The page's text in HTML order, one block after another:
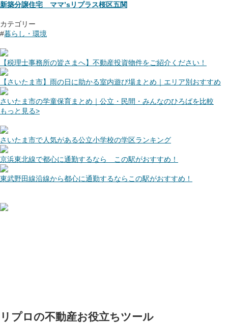
新築分譲住宅 ママ’sリプラス桜区五関
カテゴリー
#暮らし・環境
【税理士事務所の皆さまへ】不動産投資物件をご紹介ください！
【さいたま市】雨の日に助かる室内遊び場まとめ｜エリア別おすすめ
さいたま市の学童保育まとめ｜公立・民間・みんなのひろばを比較
もっと見る>
さいたま市で人気がある公立小学校の学区ランキング
京浜東北線で都心に通勤するなら この駅がおすすめ！
東武野田線沿線から都心に通勤するならこの駅がおすすめ！
リプロの不動産お役立ちツール